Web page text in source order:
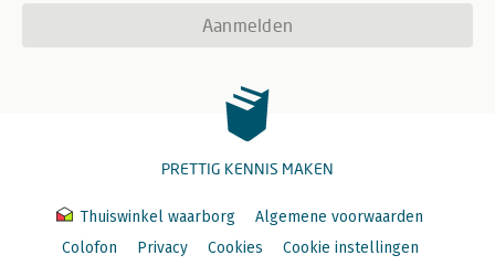
Aanmelden
PRETTIG KENNIS MAKEN
Thuiswinkel waarborg
Algemene voorwaarden
Colofon
Privacy Cookies Cookie instellingen